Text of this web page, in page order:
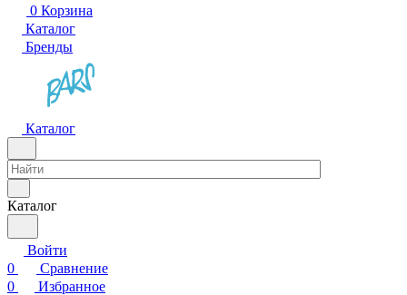
0 Корзина
Каталог
Бренды
Каталог
Каталог
Войти
0
Сравнение
0
Избранное